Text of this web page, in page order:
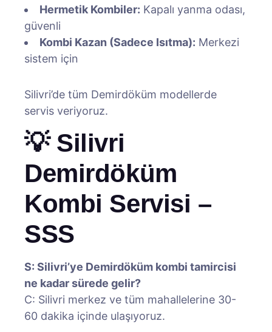
Hermetik Kombiler: Kapalı yanma odası,
güvenli
Kombi Kazan (Sadece Isıtma): Merkezi
sistem için
Silivri’de tüm Demirdöküm modellerde
servis veriyoruz.
💡 Silivri
Demirdöküm
Kombi Servisi –
SSS
S: Silivri’ye Demirdöküm kombi tamircisi
ne kadar sürede gelir?
C: Silivri merkez ve tüm mahallelerine 30-
60 dakika içinde ulaşıyoruz.